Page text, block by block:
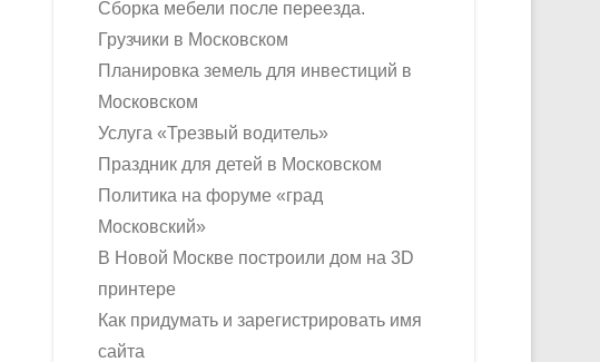
Сборка мебели после переезда.
Грузчики в Московском
Планировка земель для инвестиций в
Московском
Услуга «Трезвый водитель»
Праздник для детей в Московском
Политика на форуме «град
Московский»
В Новой Москве построили дом на 3D
принтере
Как придумать и зарегистрировать имя
сайта